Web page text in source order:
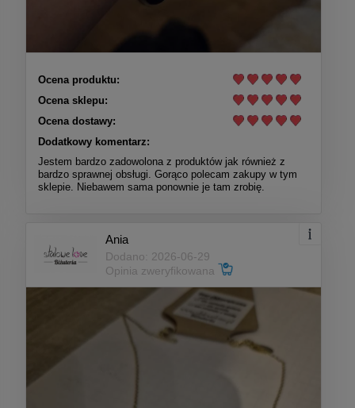
Ocena produktu:
Ocena sklepu:
Ocena dostawy:
Dodatkowy komentarz:
Jestem bardzo zadowolona z produktów jak również z
bardzo sprawnej obsługi. Gorąco polecam zakupy w tym
sklepie. Niebawem sama ponownie je tam zrobię.
Ania
Dodano: 2026-06-29
Opinia zweryfikowana